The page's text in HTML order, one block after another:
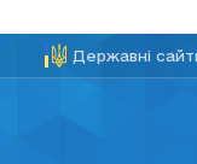
Державні